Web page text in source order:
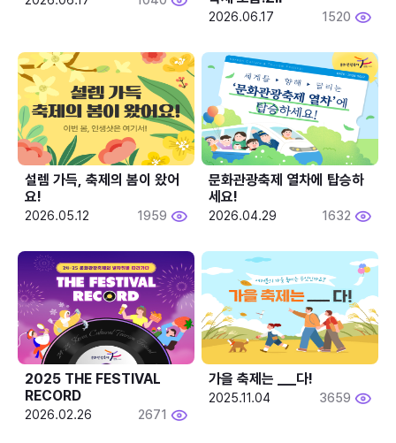
2026.06.17 1520
설렘 가득, 축제의 봄이 왔어
요!
2026.05.12 1959
문화관광축제 열차에 탑승하
세요!
2026.04.29 1632
2025 THE FESTIVAL
RECORD
2026.02.26 2671
2025.11.04 3659